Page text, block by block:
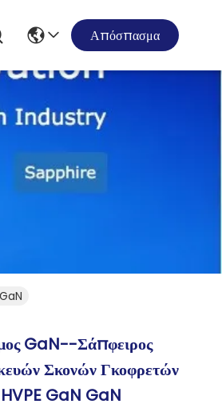
Απόσπασμα
GaN--σάπφειρος
Σκονών Γκοφρετών
GaN GaN